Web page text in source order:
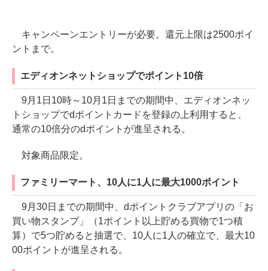
キャンペーンエントリーが必要。還元上限は2500ポイ
ントまで。
エディオンネットショップでポイント10倍
9月1日10時～10月1日までの期間中、エディオンネッ
トショップでdポイントカードを登録の上利用すると、
通常の10倍分のdポイントが進呈される。
対象商品限定。
ファミリーマート、10人に1人に最大1000ポイント
9月30日までの期間中、dポイントクラブアプリの「お
買い物スタンプ」（1ポイント以上貯める買物で1つ積
算）で5つ貯めると抽選で、10人に1人の確立で、最大10
00ポイントが進呈される。